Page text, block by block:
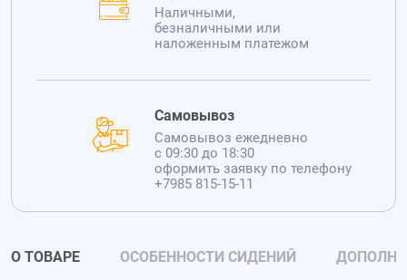
Наличными,
безналичными или
наложенным платежом
Самовывоз
Самовывоз ежедневно
с 09:30 до 18:30
оформить заявку по телефону
+7985 815-15-11
О ТОВАРЕ ОСОБЕННОСТИ СИДЕНИЙ